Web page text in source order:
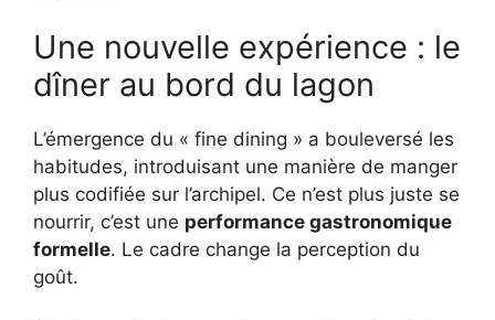
Une nouvelle expérience : le
dîner au bord du lagon
L’émergence du « fine dining » a bouleversé les
habitudes, introduisant une manière de manger
plus codifiée sur l’archipel. Ce n’est plus juste se
nourrir, c’est une performance gastronomique
formelle. Le cadre change la perception du
goût.